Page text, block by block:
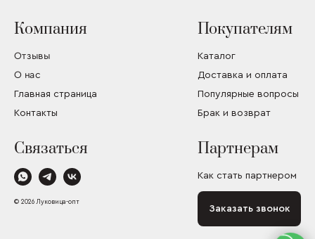
Компания Покупателям
Партнерам
О нас
Главная страница
Контакты
Каталог
Доставка и оплата
Популярные вопросы
Брак и возврат
Как стать партнером
Заказать звонок
© 2026 Луковица-опт
Отзывы
Связаться